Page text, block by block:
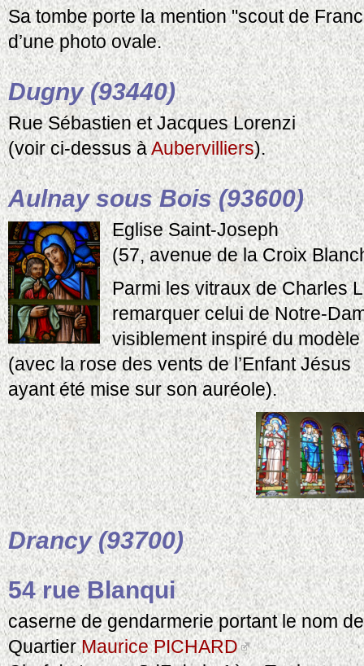
Sa tombe porte la mention "scout de
d’une photo ovale.
Dugny (93440)
Rue Sébastien et Jacques Lorenzi
(voir ci-dessus àAubervilliers).
Aulnay sous Bois (93600)
Eglise Saint-Joseph
(57, avenue de la Croix
Parmi les vitraux de Charles
remarquer celui de Notre-
visiblement inspiré du
(avec la rose des vents de l’Enfant Jésus
ayant été mise sur son auréole).
Drancy (93700)
54 rue Blanqui
caserne de gendarmerie portant le nom de
QuartierMaurice PICHARD